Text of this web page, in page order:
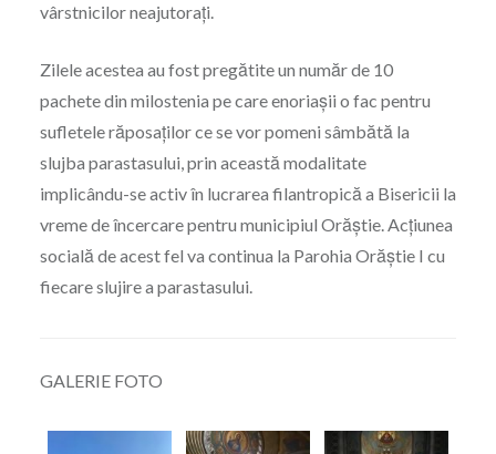
vârstnicilor neajutorați.
Zilele acestea au fost pregătite un număr de 10
pachete din milostenia pe care enoriașii o fac pentru
sufletele răposaților ce se vor pomeni sâmbătă la
slujba parastasului, prin această modalitate
implicându-se activ în lucrarea filantropică a Bisericii la
vreme de încercare pentru municipiul Orăștie. Acțiunea
socială de acest fel va continua la Parohia Orăștie I cu
fiecare slujire a parastasului.
GALERIE FOTO